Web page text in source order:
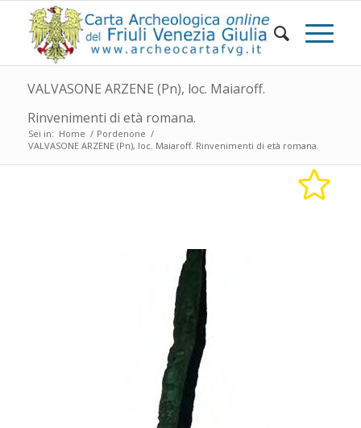
VALVASONE ARZENE (Pn), loc. Maiaroff.
Rinvenimenti di età romana.
Sei in: Home / Pordenone /
VALVASONE ARZENE (Pn), loc. Maiaroff. Rinvenimenti di età romana.